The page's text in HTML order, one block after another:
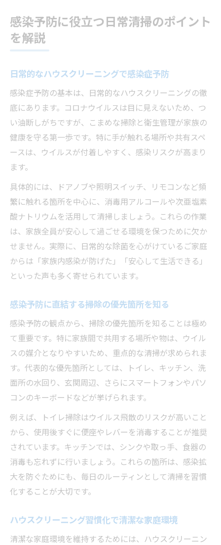
感染予防に役立つ日常清掃のポイント
を解説
日常的なハウスクリーニングで感染症予防
感染症予防の基本は、日常的なハウスクリーニングの徹
底にあります。コロナウイルスは目に見えないため、つ
い油断しがちですが、こまめな掃除と衛生管理が家族の
健康を守る第一歩です。特に手が触れる場所や共有スペ
ースは、ウイルスが付着しやすく、感染リスクが高まり
ます。
具体的には、ドアノブや照明スイッチ、リモコンなど頻
繁に触れる箇所を中心に、消毒用アルコールや次亜塩素
酸ナトリウムを活用して清掃しましょう。これらの作業
は、家族全員が安心して過ごせる環境を保つために欠か
せません。実際に、日常的な除菌を心がけているご家庭
からは「家族内感染が防げた」「安心して生活できる」
といった声も多く寄せられています。
感染予防に直結する掃除の優先箇所を知る
感染予防の観点から、掃除の優先箇所を知ることは極め
て重要です。特に家族間で共用する場所や物は、ウイル
スの媒介となりやすいため、重点的な清掃が求められま
す。代表的な優先箇所としては、トイレ、キッチン、洗
面所の水回り、玄関周辺、さらにスマートフォンやパソ
コンのキーボードなどが挙げられます。
例えば、トイレ掃除はウイルス飛散のリスクが高いこと
から、使用後すぐに便座やレバーを消毒することが推奨
されています。キッチンでは、シンクや取っ手、食器の
消毒も忘れずに行いましょう。これらの箇所は、感染拡
大を防ぐためにも、毎日のルーティンとして清掃を習慣
化することが大切です。
ハウスクリーニング習慣化で清潔な家庭環境
清潔な家庭環境を維持するためには、ハウスクリーニン